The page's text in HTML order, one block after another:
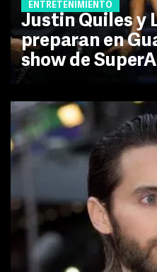
ENTRETENIMIENTO
Justin Quiles y
preparan en
show de